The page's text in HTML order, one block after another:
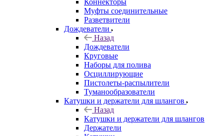
Коннекторы
Муфты соединительные
Разветвители
Дождеватели
Назад
Дождеватели
Круговые
Наборы для полива
Осциллирующие
Пистолеты-распылители
Туманообразователи
Катушки и держатели для шлангов
Назад
Катушки и держатели для шлангов
Держатели